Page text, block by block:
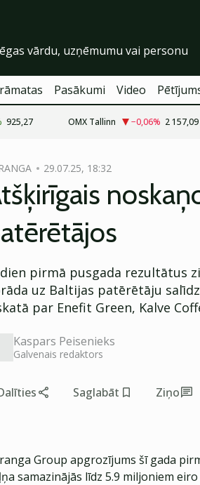
Pasākumi Video
925,27 OMX Tallinn −0,06% 2 157,09
29.07.25, 18:32
pirmā pusgada rezultātus
uz Baltijas patērētāju
par Enefit Green, Kalve
Kaspars Peisenieks
Galvenais redaktors
Saglabāt Ziņo
Group apgrozījums šī gada
samazinājās līdz 5.9 miljoniem